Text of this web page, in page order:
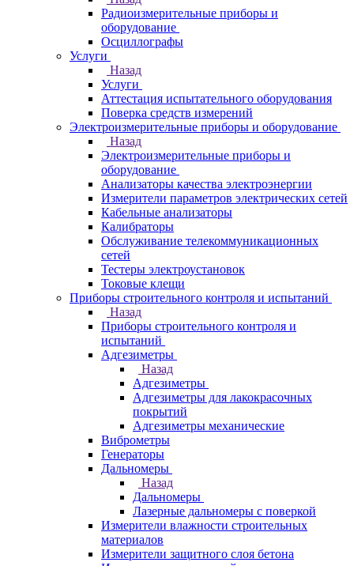
Радиоизмерительные приборы и
оборудование
Осциллографы
Услуги
Назад
Услуги
Аттестация испытательного оборудования
Поверка средств измерений
Электроизмерительные приборы и оборудование
Назад
Электроизмерительные приборы и
оборудование
Анализаторы качества электроэнергии
Измерители параметров электрических сетей
Кабельные анализаторы
Калибраторы
Обслуживание телекоммуникационных
сетей
Тестеры электроустановок
Токовые клещи
Приборы строительного контроля и испытаний
Назад
Приборы строительного контроля и
испытаний
Адгезиметры
Назад
Адгезиметры
Адгезиметры для лакокрасочных
покрытий
Адгезиметры механические
Виброметры
Генераторы
Дальномеры
Назад
Дальномеры
Лазерные дальномеры с поверкой
Измерители влажности строительных
материалов
Измерители защитного слоя бетона